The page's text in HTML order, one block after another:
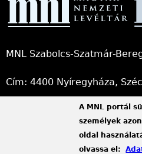
MNL Szabolcs-Szatmár-
Cím: 4400 Nyíregyháza,
Telefon: +36 42 414 313
szszbvl@mnl.gov.hu
A MNL portál
személyek
oldal
olvassa el: